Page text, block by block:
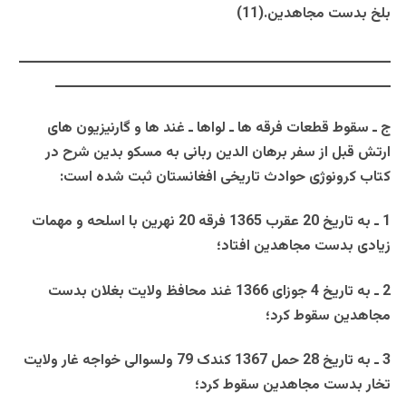
بلخ بدست مجاهدين.(11)
ــــــــــــــــــــــــــــــــــــــــــــــــــــــــــــــــــــــــــــــــــ
ــــــــــــــــــــــــــــــــــــــــــــــــــــــــــــــــــــــــــ
ج ـ سقوط قطعات فرقه ها ـ لواها ـ غند ها و گارنيزيون های
ارتش قبل از سفر برهان الدين ربانی به مسکو بدين شرح در
کتاب کرونوژی حوادث تاريخی افغانستان ثبت شده است:
1 ـ به تاريخ 20 عقرب 1365 فرقه 20 نهرين با اسلحه و مهمات
زيادی بدست مجاهدين افتاد؛
2 ـ به تاريخ 4 جوزای 1366 غند محافظ ولايت بغلان بدست
مجاهدين سقوط کرد؛
3 ـ به تاريخ 28 حمل 1367 کندک 79 ولسوالی خواجه غار ولايت
تخار بدست مجاهدين سقوط کرد؛